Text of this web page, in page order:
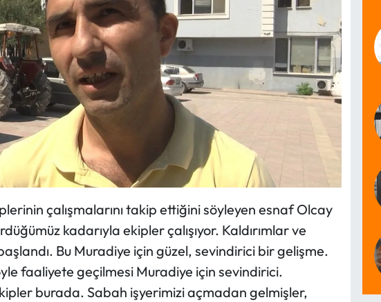
çalışmalarını takip ettiğini söyleyen esnaf Olcay
kadarıyla ekipler çalışıyor. Kaldırımlar ve
Bu Muradiye için güzel, sevindirici bir gelişme.
faaliyete geçilmesi Muradiye için sevindirici.
burada. Sabah işyerimizi açmadan gelmişler,